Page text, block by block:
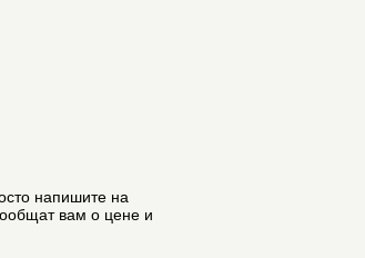
напишите на
вам о цене и